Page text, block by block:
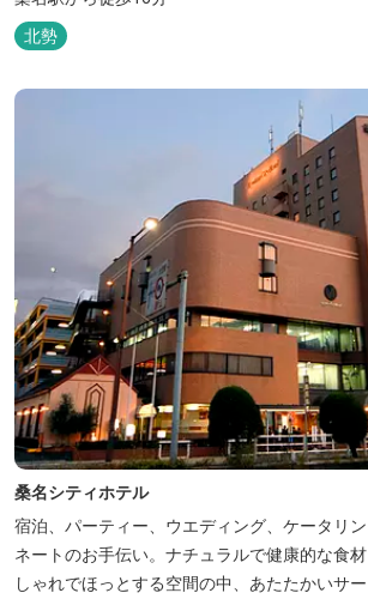
北勢
桑名シティホテル
宿泊、パーティー、ウエディング、ケータリ
ネートのお手伝い。ナチュラルで健康的な食
しゃれでほっとする空間の中、あたたかいサ